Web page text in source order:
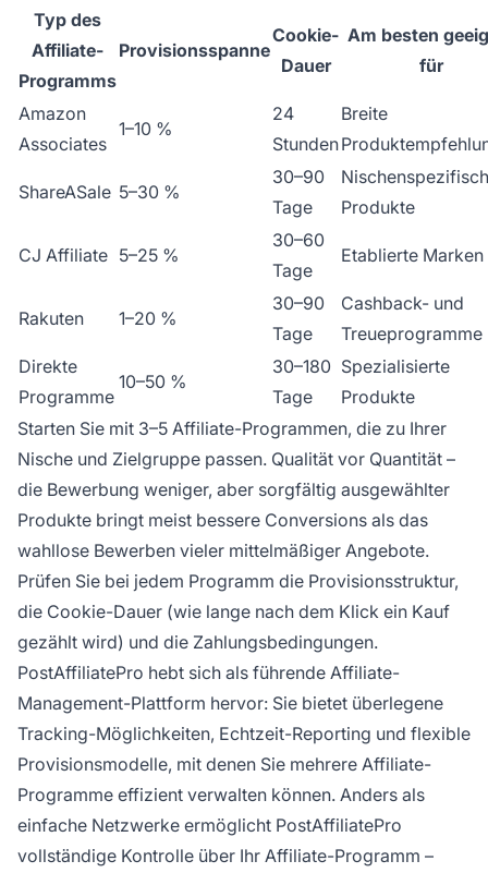
Typ des
Affiliate-
Programms
Provisionsspanne
Cookie-
Dauer
Am besten
für
Amazon
Associates
1–10 %
24
Stunden
Breite
ShareASale 5–30 %
30–90
Tage
Produkte
CJ Affiliate 5–25 %
30–60
Tage
Etablierte Marken
Rakuten 1–20 %
30–90
Tage
Cashback- und
Treueprogramme
Direkte
Programme
10–50 %
30–180
Tage
Spezialisierte
Produkte
Starten Sie mit 3–5 Affiliate-Programmen, die zu Ihrer
Nische und Zielgruppe passen. Qualität vor Quantität –
die Bewerbung weniger, aber sorgfältig ausgewählter
Produkte bringt meist bessere Conversions als das
wahllose Bewerben vieler mittelmäßiger Angebote.
Prüfen Sie bei jedem Programm die Provisionsstruktur,
die Cookie-Dauer (wie lange nach dem Klick ein Kauf
gezählt wird) und die Zahlungsbedingungen.
PostAffiliatePro hebt sich als führende Affiliate-
Management-Plattform hervor: Sie bietet überlegene
Tracking-Möglichkeiten, Echtzeit-Reporting und flexible
Provisionsmodelle, mit denen Sie mehrere Affiliate-
Programme effizient verwalten können. Anders als
einfache Netzwerke ermöglicht PostAffiliatePro
vollständige Kontrolle über Ihr Affiliate-Programm –